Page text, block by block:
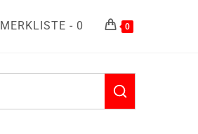
MERKLISTE - 0 0